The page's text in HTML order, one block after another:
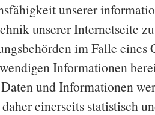
unserer
unserer Internetseite
im Falle eines
Informationen
und Informationen
einerseits statistisch